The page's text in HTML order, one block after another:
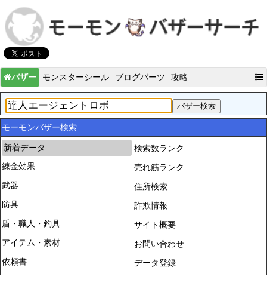
バザー モンスターシール ブログパーツ 攻略
モーモンバザー検索
新着データ
錬金効果
武器
防具
盾・職人・釣具
アイテム・素材
依頼書
検索数ランク
売れ筋ランク
住所検索
詐欺情報
サイト概要
お問い合わせ
データ登録